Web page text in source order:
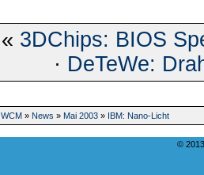
« 3DChips: BIOS
· DeTeWe:
WCM » News » Mai 2003» IBM: Nano-Licht
©